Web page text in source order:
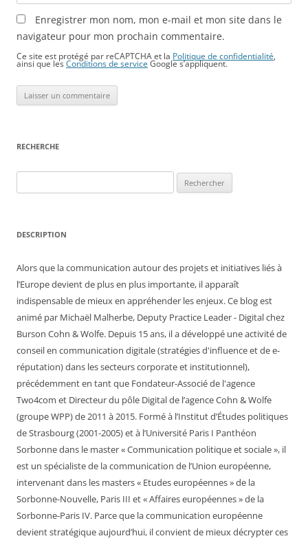
Enregistrer mon nom, mon e-mail et mon site dans le
navigateur pour mon prochain commentaire.
Ce site est protégé par reCAPTCHA et la Politique de confidentialité,
ainsi que lesConditions de service Google s’appliquent.
RECHERCHE
DESCRIPTION
Alors que la communication autour des projets et initiatives liés à
l’Europe devient de plus en plus importante, il apparaît
indispensable de mieux en appréhender les enjeux. Ce blog est
animé par Michaël Malherbe, Deputy Practice Leader - Digital chez
Burson Cohn & Wolfe. Depuis 15 ans, il a développé une activité de
conseil en communication digitale (stratégies d'influence et de e-
réputation) dans les secteurs corporate et institutionnel),
précédemment en tant que Fondateur-Associé de l'agence
Two4com et Directeur du pôle Digital de l’agence Cohn & Wolfe
(groupe WPP) de 2011 à 2015. Formé à l’Institut d’Études politiques
de Strasbourg (2001-2005) et à l’Université Paris I Panthéon
Sorbonne dans le master « Communication politique et sociale », il
est un spécialiste de la communication de l’Union européenne,
intervenant dans les masters « Etudes européennes » de la
Sorbonne-Nouvelle, Paris III et « Affaires européennes » de la
Sorbonne-Paris IV. Parce que la communication européenne
devient stratégique aujourd’hui, il convient de mieux décrypter ces